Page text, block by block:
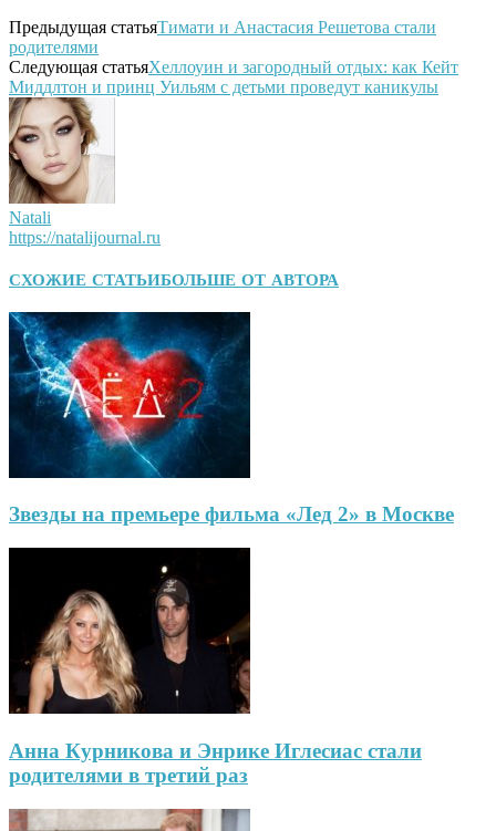
Предыдущая статьяТимати и Анастасия Решетова стали
родителями
Следующая статьяХеллоуин и загородный отдых: как Кейт
Миддлтон и принц Уильям с детьми проведут каникулы
Natali
https://natalijournal.ru
СХОЖИЕ СТАТЬИБОЛЬШЕ ОТ АВТОРА
Звезды на премьере фильма «Лед 2» в Москве
Анна Курникова и Энрике Иглесиас стали
родителями в третий раз